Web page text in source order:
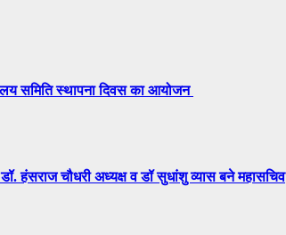
समिति स्थापना दिवस का आयोजन
हंसराज चौधरी अध्यक्ष व डॉ सुधांशु व्यास बने महासचिव